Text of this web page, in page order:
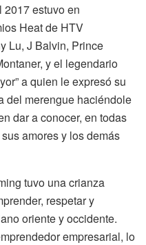
2017 estuvo en
Heat de HTV
Lu, J Balvin, Prince
y el legendario
a quien le expresó su
del merengue haciéndole
dar a conocer, en todas
amores y los demás
tuvo una crianza
respetar y
oriente y occidente.
empresarial, lo